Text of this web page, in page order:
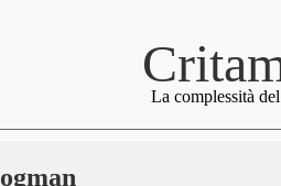
La complessità